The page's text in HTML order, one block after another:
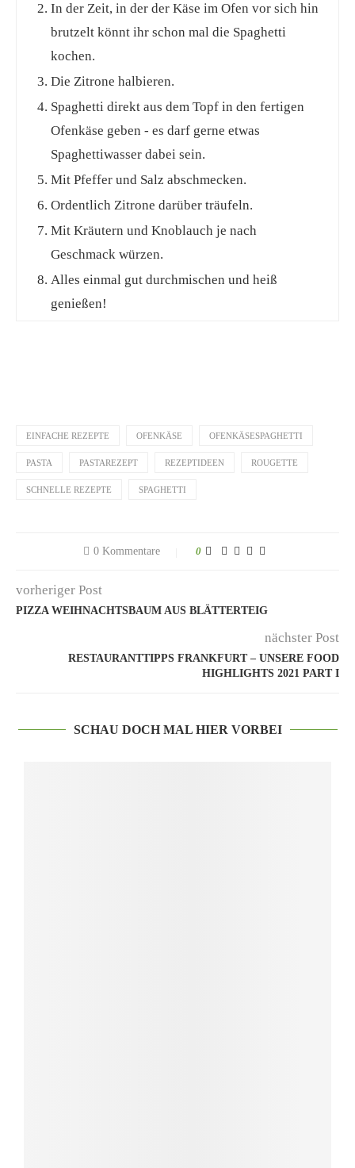
In der Zeit, in der der Käse im Ofen vor sich hin
brutzelt könnt ihr schon mal die Spaghetti
kochen.
Die Zitrone halbieren.
Spaghetti direkt aus dem Topf in den fertigen
Ofenkäse geben - es darf gerne etwas
Spaghettiwasser dabei sein.
Mit Pfeffer und Salz abschmecken.
Ordentlich Zitrone darüber träufeln.
Mit Kräutern und Knoblauch je nach
Geschmack würzen.
Alles einmal gut durchmischen und heiß
genießen!
EINFACHE REZEPTE OFENKÄSE OFENKÄSESPAGHETTI
PASTA PASTAREZEPT REZEPTIDEEN ROUGETTE
SCHNELLE REZEPTE SPAGHETTI
0 Kommentare 0
vorheriger Post
PIZZA WEIHNACHTSBAUM AUS BLÄTTERTEIG
nächster Post
RESTAURANTTIPPS FRANKFURT – UNSERE FOOD
HIGHLIGHTS 2021 PART I
SCHAU DOCH MAL HIER VORBEI